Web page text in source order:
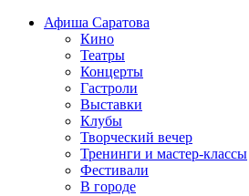
Афиша Саратова
Кино
Театры
Концерты
Гастроли
Выставки
Клубы
Творческий вечер
Тренинги и мастер-классы
Фестивали
В городе